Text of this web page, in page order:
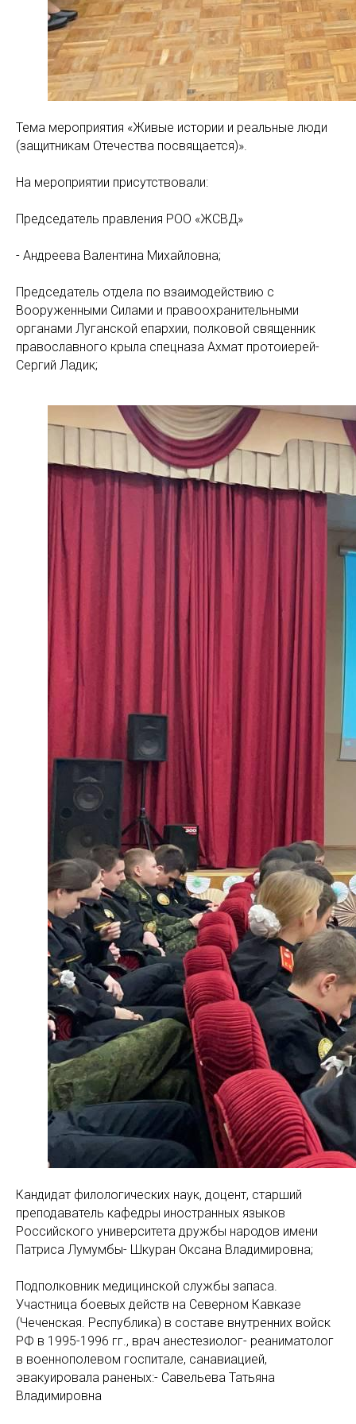
Тема мероприятия «Живые истории и реальные люди
(защитникам Отечества посвящается)».
На мероприятии присутствовали:
Председатель правления РОО «ЖСВД»
- Андреева Валентина Михайловна;
Председатель отдела по взаимодействию с
Вооруженными Силами и правоохранительными
органами Луганской епархии, полковой священник
православного крыла спецназа Ахмат протоиерей-
Сергий Ладик;
Кандидат филологических наук, доцент, старший
преподаватель кафедры иностранных языков
Российского университета дружбы народов имени
Патриса Лумумбы- Шкуран Оксана Владимировна;
Подполковник медицинской службы запаса.
Участница боевых действ на Северном Кавказе
(Чеченская. Республика) в составе внутренних войск
РФ в 1995-1996 гг., врач анестезиолог- реаниматолог
в военнополевом госпитале, санавиацией,
эвакуировала раненых:- Савельева Татьяна
Владимировна